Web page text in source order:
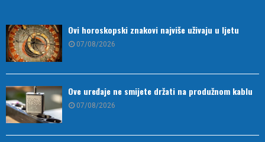
Ovi horoskopski znakovi najviše uživaju u ljetu
07/08/2026
Ove uređaje ne smijete držati na produžnom kablu
07/08/2026